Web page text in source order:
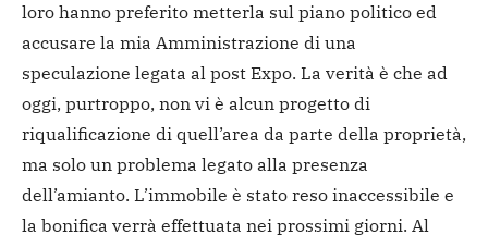
loro hanno preferito metterla sul piano politico ed
accusare la mia Amministrazione di una
speculazione legata al post Expo. La verità è che ad
oggi, purtroppo, non vi è alcun progetto di
riqualificazione di quell’area da parte della proprietà,
ma solo un problema legato alla presenza
dell’amianto. L’immobile è stato reso inaccessibile e
la bonifica verrà effettuata nei prossimi giorni. Al